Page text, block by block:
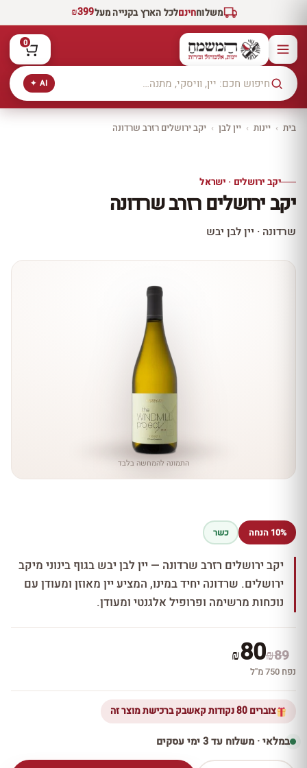
משלוחחינםלכל הארץ בקנייה מעל₪399
AI ✦
0
בית › יינות › יין לבן › יקב ירושלים רזרב שרדונה
10% הנחה
עכשיו ב-10% הנחה
יקב ירושלים · ישראל
יקב ירושלים רזרב שרדונה
שרדונה · יין לבן יבש
התמונה להמחשה בלבד
10% הנחה כשר
יקב ירושלים רזרב שרדונה — יין לבן יבש בגוף בינוני מיקב
ירושלים. שרדונה יחיד במינו, המציע יין מאוזן ומעודן עם
נוכחות מרשימה ופרופיל אלגנטי ומעודן.
₪80₪89
נפח 750 מ''ל
צוברים 80 נקודות קאשבק ברכישת מוצר זה
במלאי · משלוח עד 3 ימי עסקים